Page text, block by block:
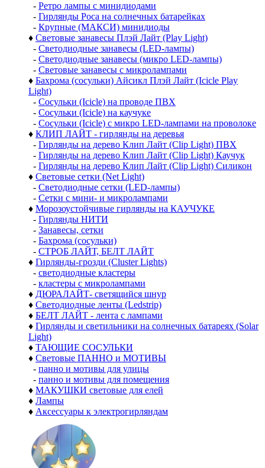
- Ретро лампы с минидиодами
- Гирлянды Роса на солнечных батарейках
- Крупные (МАКСИ) минидиоды
♦ Световые занавесы Плэй Лайт (Play Light)
- Светодиодные занавесы (LED-лампы)
- Светодиодные занавесы (микро LED-лампы)
- Световые занавесы с микролампами
♦ Бахрома (сосульки) Айсикл Плэй Лайт (Icicle Play
Light)
- Сосульки (Icicle) на проводе ПВХ
- Сосульки (Icicle) на каучуке
- Сосульки (Icicle) с микро LED-лампами на проволоке
♦ КЛИП ЛАЙТ - гирлянды на деревья
- Гирлянды на дерево Клип Лайт (Clip Light) ПВХ
- Гирлянды на дерево Клип Лайт (Clip Light) Каучук
- Гирлянды на дерево Клип Лайт (Clip Light) Силикон
♦ Световые сетки (Net Light)
- Светодиодные сетки (LED-лампы)
- Сетки с мини- и микролампами
♦ Морозоустойчивые гирлянды на КАУЧУКЕ
- Гирлянды НИТИ
- Занавесы, сетки
- Бахрома (сосульки)
- СТРОБ ЛАЙТ, БЕЛТ ЛАЙТ
♦ Гирлянды-грозди (Cluster Lights)
- светодиодные кластеры
- кластеры с микролампами
♦ ДЮРАЛАЙТ- светящийся шнур
♦ Светодиодные ленты (Ledstrip)
♦ БЕЛТ ЛАЙТ - лента с лампами
♦ Гирлянды и светильники на солнечных батареях (Solar
Light)
♦ ТАЮЩИЕ СОСУЛЬКИ
♦ Световые ПАННО и МОТИВЫ
- панно и мотивы для улицы
- панно и мотивы для помещения
♦ МАКУШКИ световые для елей
♦ Лампы
♦ Аксессуары к электрогирляндам